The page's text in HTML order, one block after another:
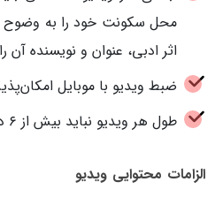
محل سکونت خود را به وضوح
اثر ادبی، عنوان و نویسنده
ضبط ویدیو با موبایل
طول هر ویدیو نباید بیش از ۶ دقیقه باشد.
الزامات محتوایی ویدیو